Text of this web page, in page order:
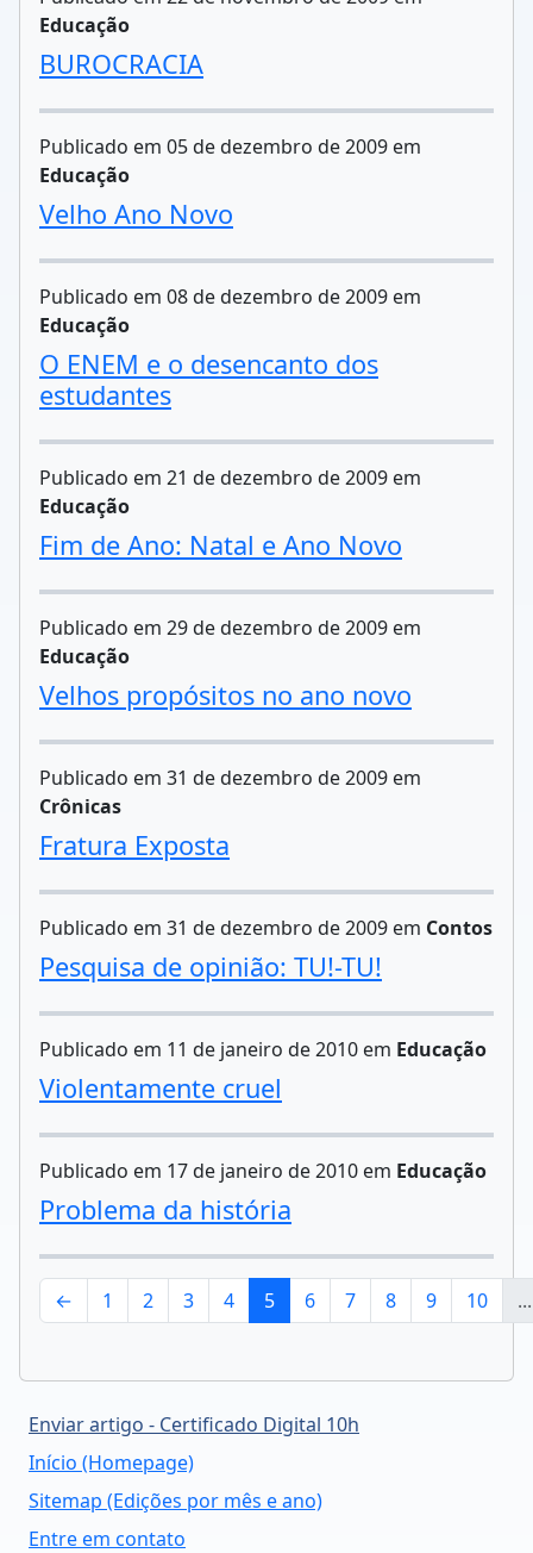
Educação
BUROCRACIA
Publicado em 05 de dezembro de 2009 em
Educação
Velho Ano Novo
Publicado em 08 de dezembro de 2009 em
Educação
O ENEM e o desencanto dos
estudantes
Publicado em 21 de dezembro de 2009 em
Educação
Fim de Ano: Natal e Ano Novo
Publicado em 29 de dezembro de 2009 em
Educação
Velhos propósitos no ano novo
Publicado em 31 de dezembro de 2009 em
Crônicas
Fratura Exposta
Publicado em 31 de dezembro de 2009 em Contos
Pesquisa de opinião: TU!-TU!
Publicado em 11 de janeiro de 2010 em Educação
Violentamente cruel
Publicado em 17 de janeiro de 2010 em Educação
Problema da história
← 1 2 3 4 5 6 7 8 9 10 ...
Enviar artigo - Certificado Digital 10h
Início (Homepage)
Sitemap (Edições por mês e ano)
Entre em contato